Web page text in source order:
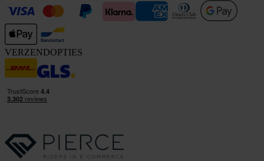
VERZENDOPTIES